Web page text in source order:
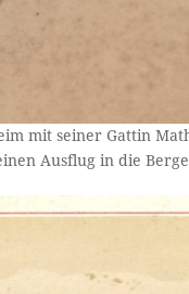
mit seiner Gattin
Ausflug in die